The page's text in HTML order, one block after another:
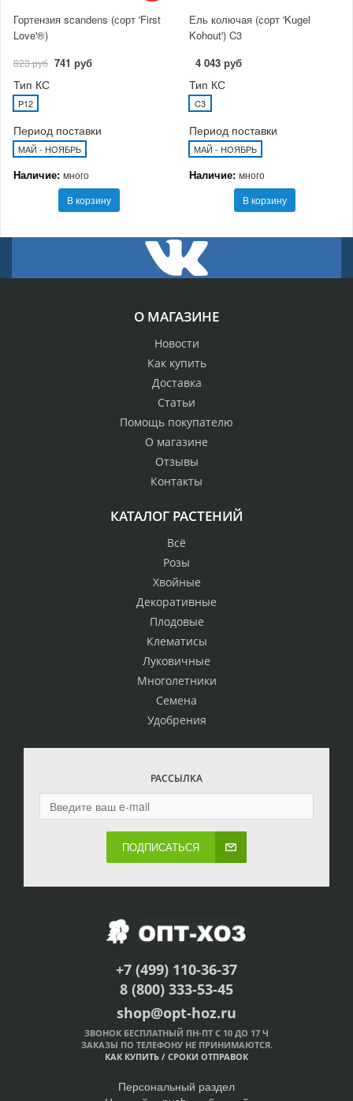
Гортензия scandens (сорт 'First
Love'®)
823 руб 741 руб
Тип КС
P12
Период поставки
МАЙ - НОЯБРЬ
Наличие: много
В корзину
Ель колючая (сорт 'Kugel
Kohout') C3
4 043 руб
Тип КС
C3
Период поставки
МАЙ - НОЯБРЬ
Наличие: много
В корзину
О МАГАЗИНЕ
Новости
Как купить
Доставка
Статьи
Помощь покупателю
О магазине
Отзывы
Контакты
КАТАЛОГ РАСТЕНИЙ
Всё
Розы
Хвойные
Декоративные
Плодовые
Клематисы
Луковичные
Многолетники
Семена
Удобрения
РАССЫЛКА
ПОДПИСАТЬСЯ
+7 (499) 110-36-37
8 (800) 333-53-45
shop@opt-hoz.ru
ЗВОНОК БЕСПЛАТНЫЙ ПН-ПТ С 10 ДО 17 Ч
ЗАКАЗЫ ПО ТЕЛЕФОНУ НЕ ПРИНИМАЮТСЯ.
КАК КУПИТЬ / СРОКИ ОТПРАВОК
Персональный раздел